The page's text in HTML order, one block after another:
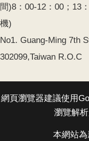
醫
材
間)8：00-12：00；13
機)
No1. Guang-Ming 7th
302099,Taiwan R.O.C
網頁瀏覽器建議使用
瀏覽解析
本網站